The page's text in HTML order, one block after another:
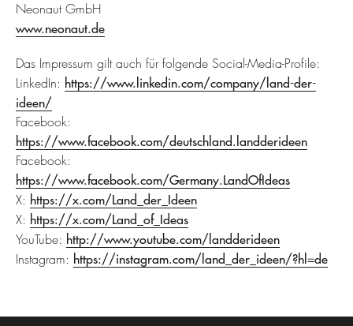
Neonaut GmbH
www.neonaut.de
Das Impressum gilt auch für folgende Social-Media-Profile:
LinkedIn: https://www.linkedin.com/company/land-der-
ideen/
Facebook:
https://www.facebook.com/deutschland.landderideen
Facebook:
https://www.facebook.com/Germany.LandOfIdeas
X: https://x.com/Land_der_Ideen
X: https://x.com/Land_of_Ideas
YouTube: http://www.youtube.com/landderideen
Instagram: https://instagram.com/land_der_ideen/?hl=de